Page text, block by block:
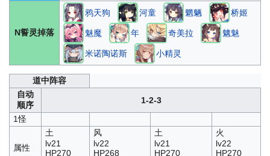
N誓灵掉落
鸦天狗 河童 魍魉 桥姬
魅魔 年 奇美拉 魑魅
米诺陶诺斯 小精灵
道中阵容
自动
顺序
1-2-3
1怪
属性
土
lv21
HP270
风
lv22
HP268
土
lv21
HP270
火
lv22
HP270